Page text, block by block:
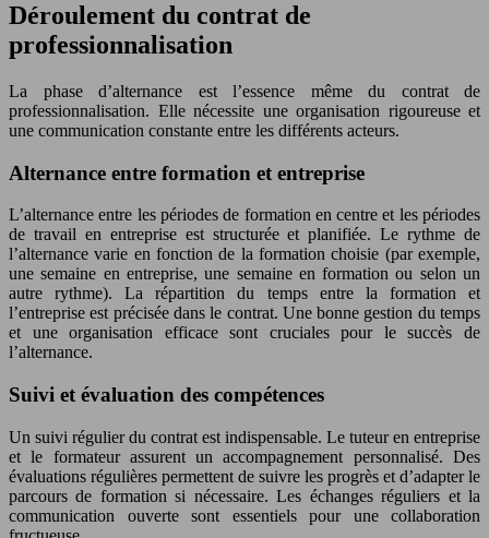
Déroulement du contrat de
professionnalisation
La phase d’alternance est l’essence même du contrat de
professionnalisation. Elle nécessite une organisation rigoureuse et
une communication constante entre les différents acteurs.
Alternance entre formation et entreprise
L’alternance entre les périodes de formation en centre et les périodes
de travail en entreprise est structurée et planifiée. Le rythme de
l’alternance varie en fonction de la formation choisie (par exemple,
une semaine en entreprise, une semaine en formation ou selon un
autre rythme). La répartition du temps entre la formation et
l’entreprise est précisée dans le contrat. Une bonne gestion du temps
et une organisation efficace sont cruciales pour le succès de
l’alternance.
Suivi et évaluation des compétences
Un suivi régulier du contrat est indispensable. Le tuteur en entreprise
et le formateur assurent un accompagnement personnalisé. Des
évaluations régulières permettent de suivre les progrès et d’adapter le
parcours de formation si nécessaire. Les échanges réguliers et la
communication ouverte sont essentiels pour une collaboration